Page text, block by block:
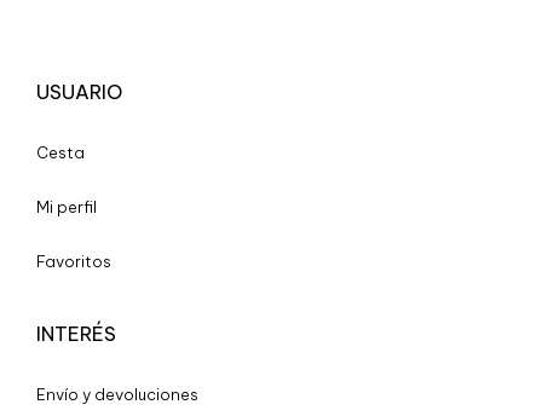
USUARIO
Cesta
Mi perfil
Favoritos
INTERÉS
Envío y devoluciones